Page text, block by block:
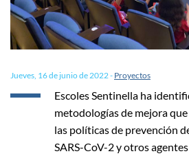
Jueves, 16 de junio de 2022- Proyectos
Escoles Sentinella ha
metodologías de mejora
las políticas de prevención
SARS-CoV-2 y otros